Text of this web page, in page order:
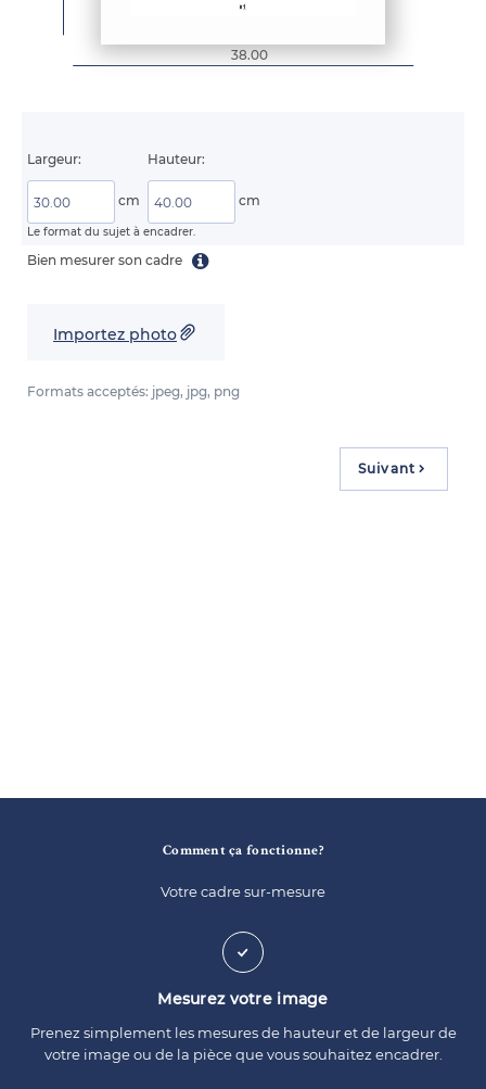
Comment ça fonctionne?
Votre cadre sur-mesure
Mesurez votre image
Prenez simplement les mesures de hauteur et de largeur de
votre image ou de la pièce que vous souhaitez encadrer.